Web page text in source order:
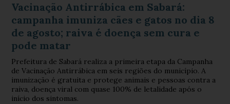
Vacinação Antirrábica em Sabará:
campanha imuniza cães e gatos no dia 8
de agosto; raiva é doença sem cura e
pode matar
Prefeitura de Sabará realiza a primeira etapa da Campanha
de Vacinação Antirrábica em seis regiões do município. A
imunização é gratuita e protege animais e pessoas contra a
raiva, doença viral com quase 100% de letalidade após o
início dos sintomas.